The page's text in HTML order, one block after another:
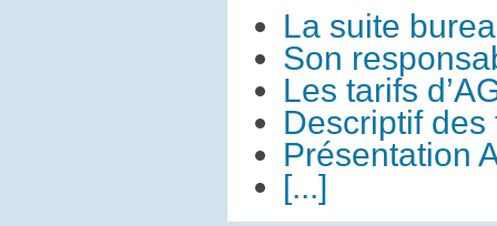
La suite
Son
Les tarifs
Descriptif des
Présentation
[...]